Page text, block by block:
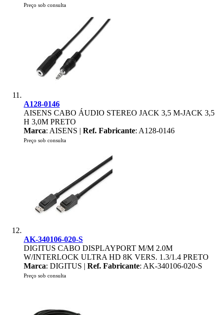
Preço sob consulta
A128-0146
AISENS CABO ÁUDIO STEREO JACK 3,5 M-JACK 3,5
H 3,0M PRETO
Marca: AISENS | Ref. Fabricante: A128-0146
Preço sob consulta
AK-340106-020-S
DIGITUS CABO DISPLAYPORT M/M 2.0M
W/INTERLOCK ULTRA HD 8K VERS. 1.3/1.4 PRETO
Marca: DIGITUS | Ref. Fabricante: AK-340106-020-S
Preço sob consulta